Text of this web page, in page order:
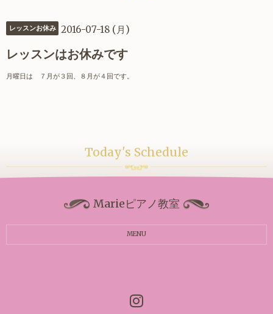
レッスンお休み 2016-07-18 (月)
レッスンはお休みです
月曜日は ７月が３回、８月が４回です。
Today's Schedule
Marieピアノ教室
MENU